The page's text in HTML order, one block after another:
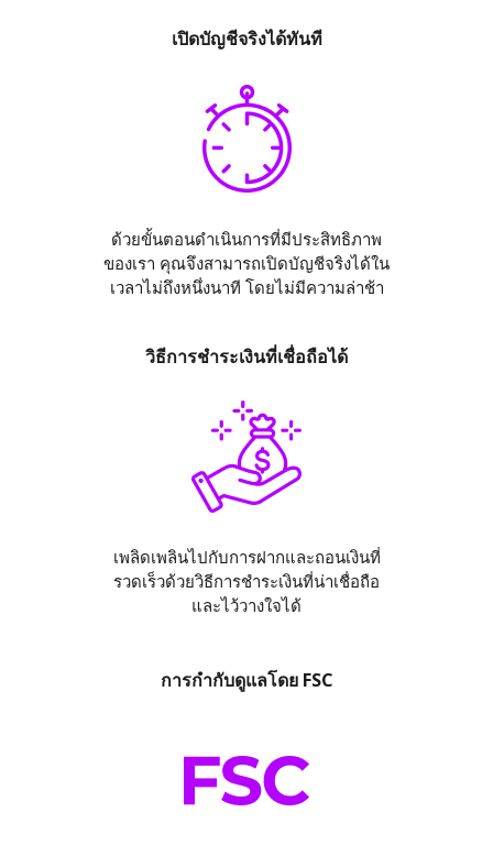
เปิดบัญชีจริงได้ทันที
ด้วยขั้นตอนดำเนินการที่มีประสิทธิภาพ
ของเรา คุณจึงสามารถเปิดบัญชีจริงได้ใน
เวลาไม่ถึงหนึ่งนาที โดยไม่มีความล่าช้า
วิธีการชำระเงินที่เชื่อถือได้
เพลิดเพลินไปกับการฝากและถอนเงินที่
รวดเร็วด้วยวิธีการชำระเงินที่น่าเชื่อถือ
และไว้วางใจได้
การกำกับดูแลโดย FSC